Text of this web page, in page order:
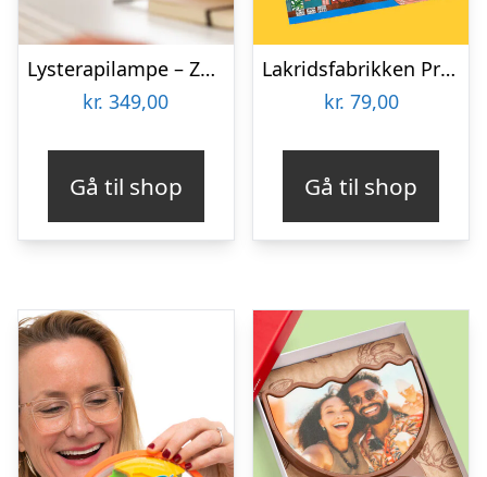
Lysterapilampe – Zenkuru
kr. 349,00
Gå til shop
Lakridsfabrikken Premiumlakrids – Copenhagen
kr. 79,00
Gå til shop